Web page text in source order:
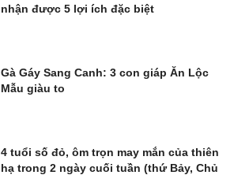
nhận được 5 lợi ích đặc biệt
Gà Gáy Sang Canh: 3 con giáp Ăn Lộc
Mẫu giàu to
4 tuổi số đỏ, ôm trọn may mắn của thiên
hạ trong 2 ngày cuối tuần (thứ Bảy, Chủ